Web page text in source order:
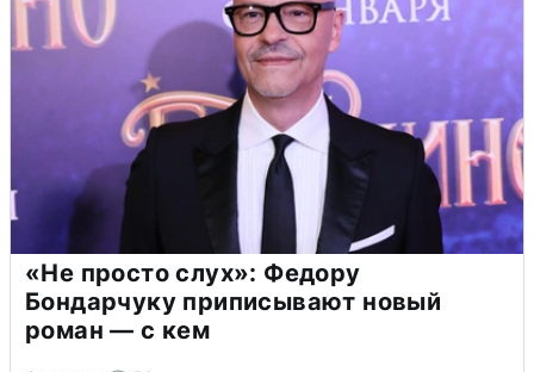
«Не просто слух»: Федору
Бондарчуку приписывают новый
роман — с кем